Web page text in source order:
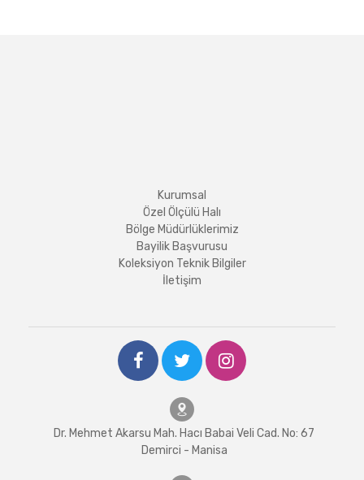
Kurumsal
Özel Ölçülü Halı
Bölge Müdürlüklerimiz
Bayilik Başvurusu
Koleksiyon Teknik Bilgiler
İletişim
Dr. Mehmet Akarsu Mah. Hacı Babai Veli Cad. No: 67
Demirci - Manisa